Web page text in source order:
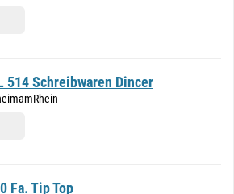
514 Schreibwaren Dincer
Fa. Tip Top